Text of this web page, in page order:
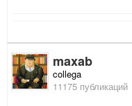
maxab
collega
11175 публикаций